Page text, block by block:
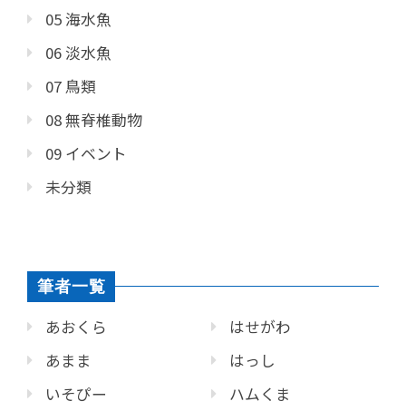
05 海水魚
06 淡水魚
07 鳥類
08 無脊椎動物
09 イベント
未分類
筆者一覧
あおくら
あまま
いそぴー
はせがわ
はっし
ハムくま